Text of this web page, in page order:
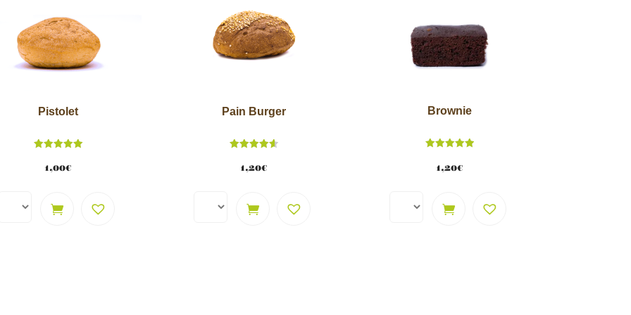
Pistolet
5.00
sur 5
1,00€
Pain Burger
4.62
sur 5
1,20€
Brownie
5.00
sur 5
1,20€